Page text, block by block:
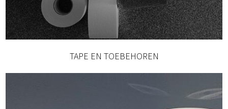
TAPE EN TOEBEHOREN